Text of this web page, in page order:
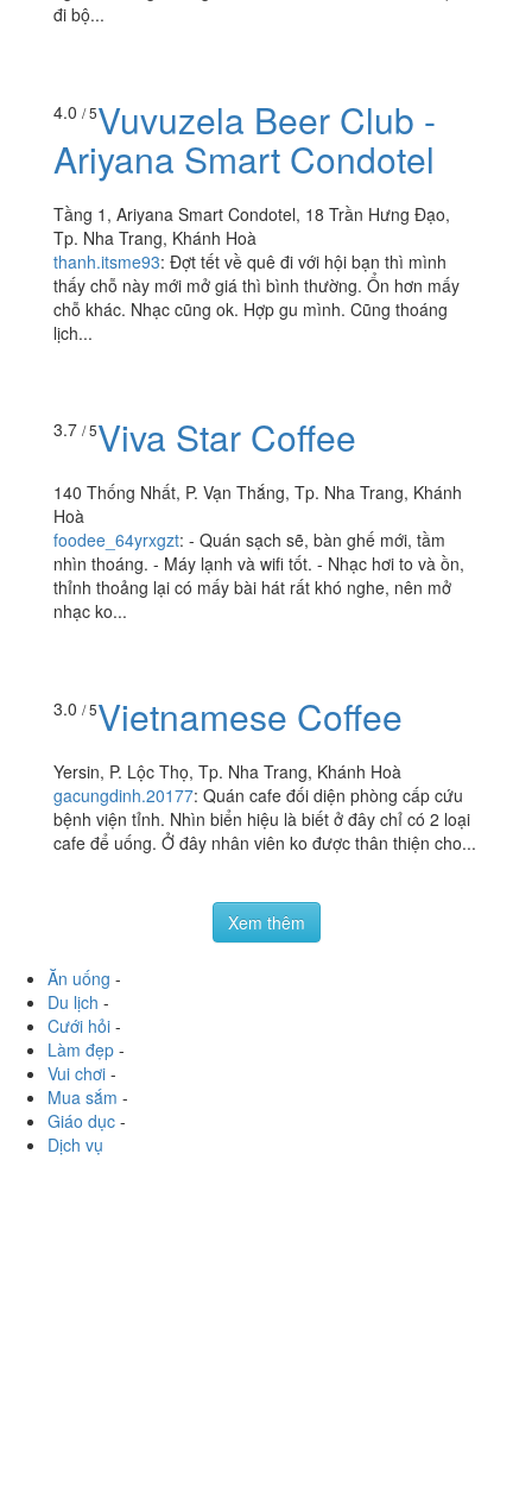
08 Hoàng Hoa Thám, Tp. Nha Trang, Khánh Hoà
đi bộ...
4.0 Vuvuzela Beer Club -
Tầng 1, Ariyana Smart Condotel, 18 Trần Hưng Đạo,
Tp. Nha Trang, Khánh Hoà
thanh.itsme93
: Đợt tết về quê đi với hội bạn thì mình
thấy chỗ này mới mở giá thì bình thường. Ổn hơn mấy
chỗ khác. Nhạc cũng ok. Hợp gu mình. Cũng thoáng
lịch...
140 Thống Nhất, P. Vạn Thắng, Tp. Nha Trang, Khánh
nhìn thoáng. - Máy lạnh và wifi tốt. - Nhạc hơi to và ồn,
thỉnh thoảng lại có mấy bài hát rất khó nghe, nên mở
nhạc ko...
Vietnamese Coffee
Yersin, P. Lộc Thọ, Tp. Nha Trang, Khánh Hoà
gacungdinh.20177
bệnh viện tỉnh. Nhìn biển hiệu là biết ở đây chỉ có 2 loại
cafe để uống. Ở đây nhân viên ko được thân thiện cho...